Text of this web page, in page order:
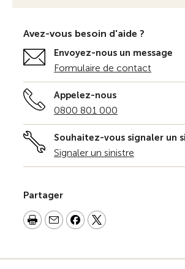
Avez-vous besoin d'aide ?
Envoyez-nous un message
Formulaire de contact
Appelez-nous
0800 801 000
Souhaitez-vous signaler un
Signaler un sinistre
Partager